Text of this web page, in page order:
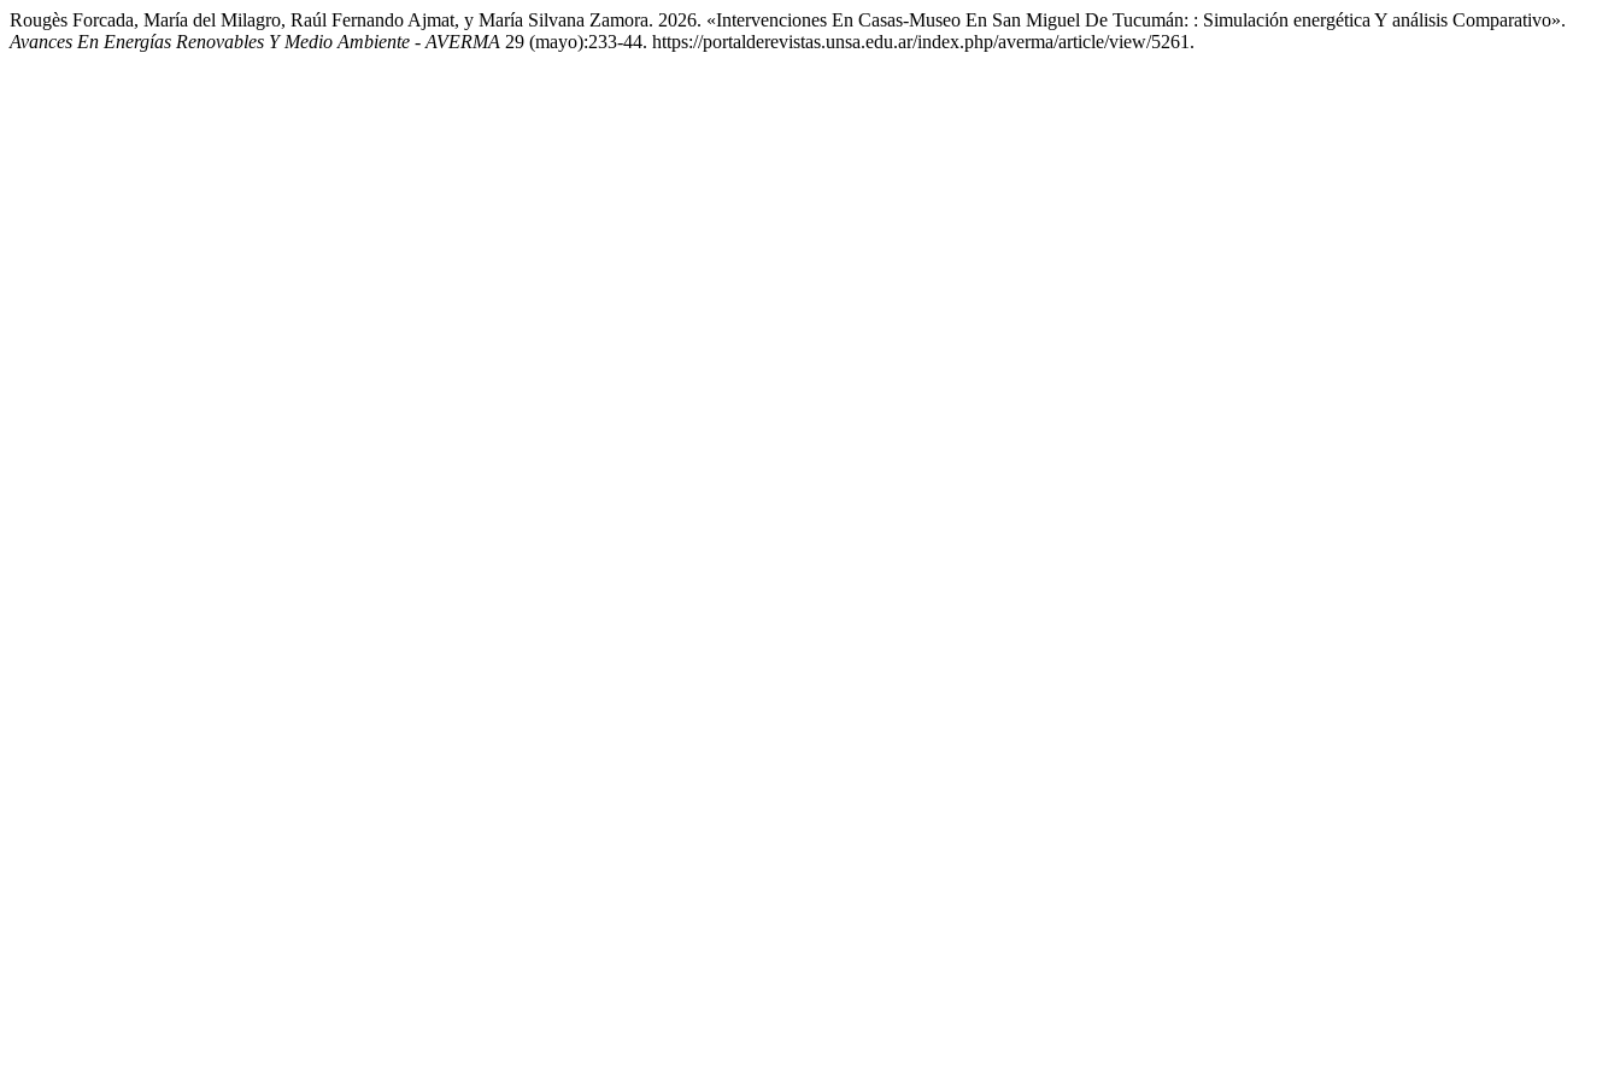
Rougès Forcada, María del Milagro, Raúl Fernando Ajmat, y María Silvana Zamora. 2026. «Intervenciones En Casas-Museo En San Miguel De Tucumán: : Simulación energética Y análisis Comparativo».
Avances En Energías Renovables Y Medio Ambiente - AVERMA 29 (mayo):233-44. https://portalderevistas.unsa.edu.ar/index.php/averma/article/view/5261.